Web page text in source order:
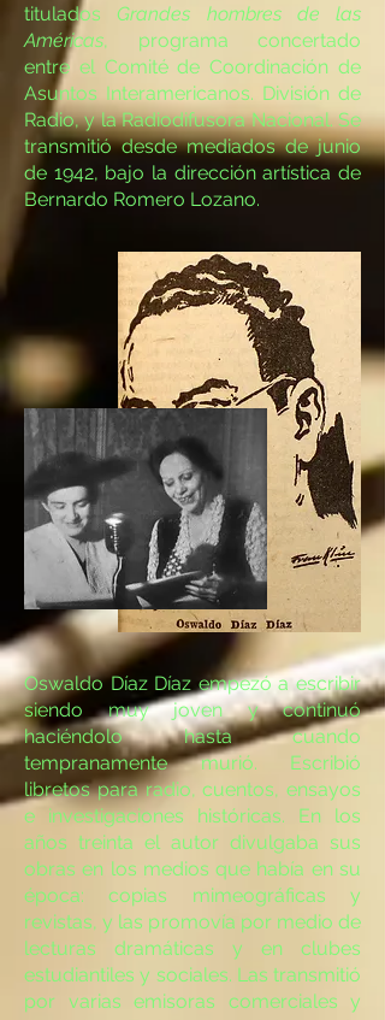
tituladosGrandes hombres de las
Américas, programa concertado
entre el Comité de Coordinación de
Asuntos Interamericanos. División de
Radio, y la Radiodifusora Nacional. Se
transmitió desde mediados de junio
de 1942, bajo la dirección artística de
Bernardo Romero Lozano.
Oswaldo Díaz Díaz empezó a escribir
siendo muy joven y continuó
haciéndolo hasta cuando
tempranamente murió. Escribió
libretos para radio, cuentos, ensayos
e investigaciones históricas. En los
años treinta el autor divulgaba sus
obras en los medios que había en su
época: copias mimeográficas y
revistas, y las promovía por medio de
lecturas dramáticas y en clubes
estudiantiles y sociales. Las transmitió
por varias emisoras comerciales y